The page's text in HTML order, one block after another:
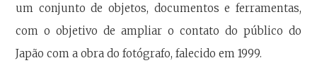
um conjunto de objetos, documentos e ferramentas,
com o objetivo de ampliar o contato do público do
Japão com a obra do fotógrafo, falecido em 1999.